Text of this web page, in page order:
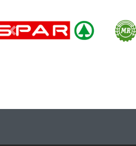
Previous